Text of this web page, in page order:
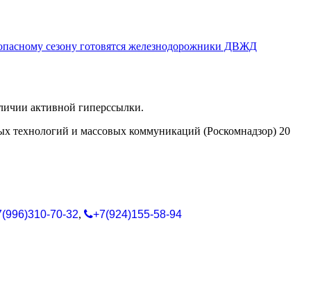
сезону готовятся железнодорожники ДВЖД
активной гиперссылки.
технологий и массовых коммуникаций (Роскомнадзор) 20
70-32, +7(924)155-58-94